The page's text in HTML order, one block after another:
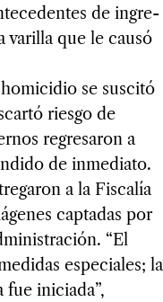
de ingre­
vari­lla que le causó
se sus­citó
riesgo de
regre­sa­ron a
de inme­diato.
a la Fis­ca­lía
cap­ta­das por
“El
espe­cia­les; la
ini­ciada”,